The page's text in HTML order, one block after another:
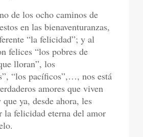
de los ocho caminos de
en las bienaventuranzas,
“la felicidad”; y al
felices “los pobres de
lloran”, los
“los pacíficos”,…, nos está
amores que viven
que ya, desde ahora, les
la felicidad eterna del amor